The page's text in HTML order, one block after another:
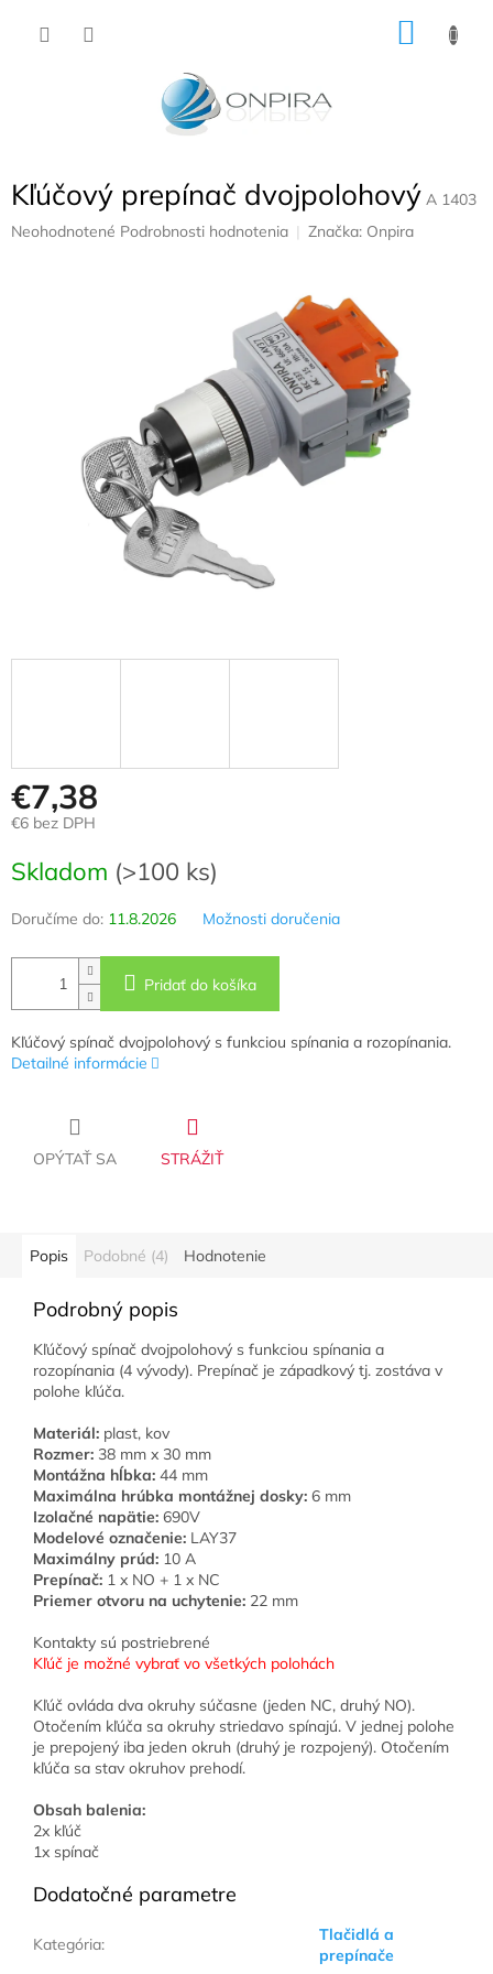
Kľúčový prepínač dvojpolohový A 1403
Priemerné
Neohodnotené Podrobnosti hodnotenia Značka: Onpira
€7,38
€6 bez DPH
cena:
Skladom (>100 ks)
Doručíme do: 11.8.2026 Možnosti doručenia
Pridať do košíka
Kľúčový spínač dvojpolohový s funkciou spínania a rozopínania.
Detailné informácie
OPÝTAŤ SA STRÁŽIŤ
Popis Podobné (4) Hodnotenie
Podrobný popis
Kľúčový spínač dvojpolohový s funkciou spínania a
rozopínania (4 vývody). Prepínač je západkový tj. zostáva v
polohe kľúča.
Materiál: plast, kov
Rozmer: 38 mm x 30 mm
Montážna hĺbka: 44 mm
Maximálna hrúbka montážnej dosky: 6 mm
Izolačné napätie: 690V
Modelové označenie: LAY37
Maximálny prúd: 10 A
Prepínač: 1 x NO + 1 x NC
Priemer otvoru na uchytenie: 22 mm
Kontakty sú postriebrené
Kľúč je možné vybrať vo všetkých polohách
Kľúč ovláda dva okruhy súčasne (jeden NC, druhý NO).
Otočením kľúča sa okruhy striedavo spínajú. V jednej polohe
je prepojený iba jeden okruh (druhý je rozpojený). Otočením
kľúča sa stav okruhov prehodí.
Obsah balenia:
2x kľúč
1x spínač
Dodatočné parametre
Kategória:
Tlačidlá a
prepínače